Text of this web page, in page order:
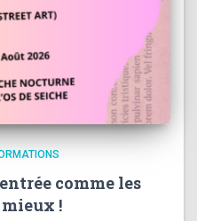
comme les
mieux !